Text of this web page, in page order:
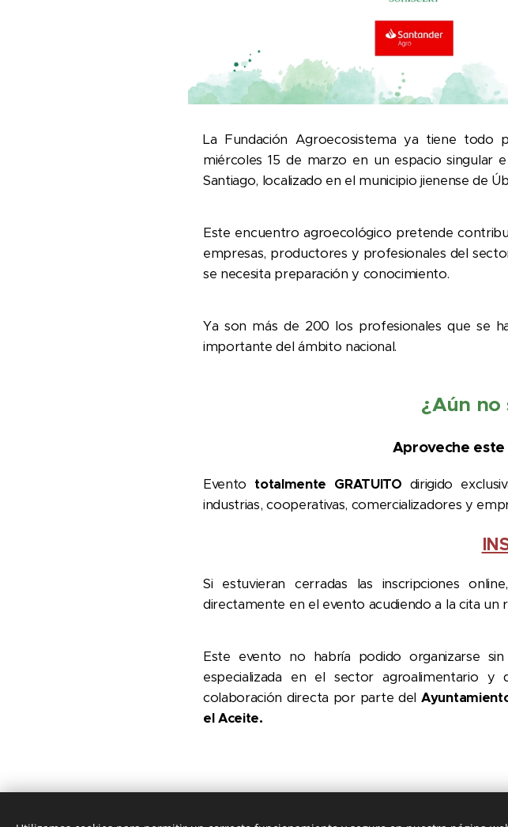
La Fundación Agroecosistema ya tiene todo
miércoles 15 de marzo en un espacio
Santiago, localizado en el municipio jienense de
Este encuentro agroecológico pretende
empresas, productores y profesionales del
se necesita preparación y conocimiento.
Ya son más de 200 los profesionales que se
importante del ámbito nacional.
¿Aún no
Aproveche
Evento totalmente GRATUITO dirigido
industrias, cooperativas, comercializadores y
Si estuvieran cerradas las inscripciones
directamente en el evento acudiendo a la cita un
Este evento no habría podido organizarse
especializada en el sector agroalimentario y
colaboración directa por parte del
el Aceite.